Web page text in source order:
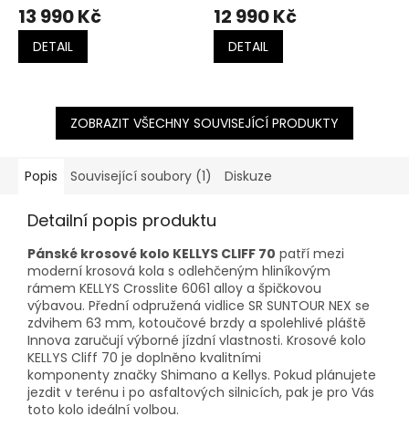
13 990 Kč
DETAIL
12 990 Kč
DETAIL
ZOBRAZIT VŠECHNY SOUVISEJÍCÍ PRODUKTY
Popis Související soubory (1) Diskuze
Detailní popis produktu
Pánské krosové kolo KELLYS CLIFF 70 patří mezi
moderní krosová kola s odlehčeným hliníkovým
rámem KELLYS Crosslite 6061 alloy a špičkovou
výbavou. Přední odpružená vidlice SR SUNTOUR NEX se
zdvihem 63 mm, kotoučové brzdy a spolehlivé pláště
Innova zaručují výborné jízdní vlastnosti. Krosové kolo
KELLYS Cliff 70 je doplněno kvalitními
komponenty značky Shimano a Kellys. Pokud plánujete
jezdit v terénu i po asfaltových silnicích, pak je pro Vás
toto kolo ideální volbou.